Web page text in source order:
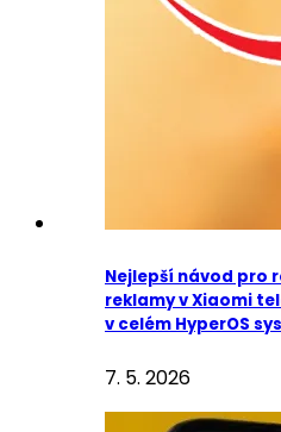
Nejlepší návod pro
reklamy v Xiaomi
v celém HyperOS
7. 5. 2026